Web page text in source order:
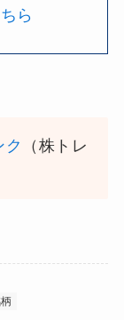
ら
ク
（株トレ